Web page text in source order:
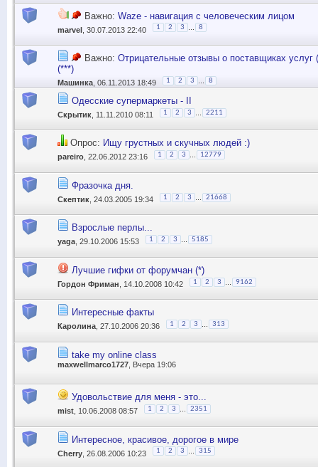
Важно: Waze - навигация с человеческим лицом
marvel , 30.07.2013 22:40 1 2 3 ... 8
Важно: Отрицательные отзывы о поставщиках
(***)
Машинка , 06.11.2013 18:49 1 2 3 8
Одесские супермаркеты - II
Скрытик , 11.11.2010 08:11 1 2 3 2211
Опрос: Ищу грустных и скучных людей :)
pareiro , 22.06.2012 23:16 1 2 3 12779
Фразочка дня.
Скептик , 24.03.2005 19:34 1 2 3 21668
Взрослые перлы...
yaga , 29.10.2006 15:53 1 2 3 5185
Лучшие гифки от форумчан (*)
Гордон Фриман , 14.10.2008 10:42 1 2 3 9162
Интересные факты
Каролина , 27.10.2006 20:36 1 2 3 313
take my online class
maxwellmarco1727 , Вчера 19:06
Удовольствие для меня - это...
mist , 10.06.2008 08:57 1 2 3 2351
Интересное, красивое, дорогое в мире
Cherry , 26.08.2006 10:23 1 2 3 ... 315